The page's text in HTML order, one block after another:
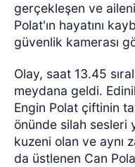
gerçekleşen ve
Polat'ın hayatını
güvenlik kamerası
Olay, saat 13.45
meydana geldi.
Engin Polat çiftinin
önünde silah sesleri
kuzeni olan ve aynı
da üstlenen Can